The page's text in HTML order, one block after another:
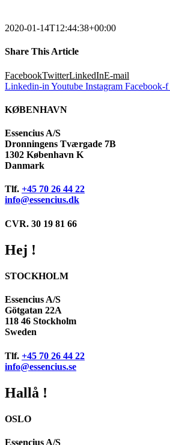
2020-01-14T12:44:38+00:00
Share This Article
FacebookTwitterLinkedInE-mail
Linkedin-in Youtube Instagram Facebook-f
KØBENHAVN
Essencius A/S
Dronningens Tværgade 7B
1302 København K
Danmark
Tlf. +45 70 26 44 22
info@essencius.dk
CVR. 30 19 81 66
Hej !
STOCKHOLM
Essencius A/S
Götgatan 22A
118 46 Stockholm
Sweden
Tlf. +45 70 26 44 22
info@essencius.se
Hallå !
OSLO
Essencius A/S